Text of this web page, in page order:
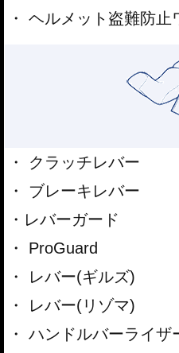
ヘルメット盗難防止
クラッチレバー
ブレーキレバー
レバーガード
ProGuard
レバー(ギルズ)
レバー(リゾマ)
ハンドルバーライザ